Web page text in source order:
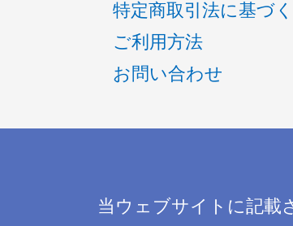
特定商取引法に基づ
ご利用方法
お問い合わせ
当ウェブサイトに記載